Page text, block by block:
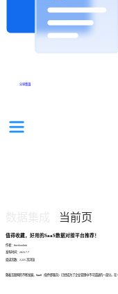
分享集锦
当前页
值得收藏，好用的SaaS数据对接平台推荐！
作者：finedatalink
发布时间：2023.7.7
阅读次数：2,225 次浏览
随着互联网的不断发展， SaaS （软件即服务）已经成为了企业管理中不可或缺的一部分。